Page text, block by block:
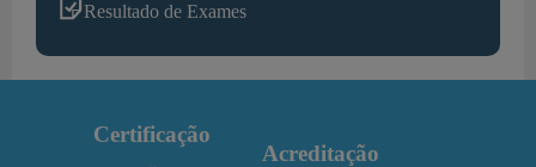
Resultado de Exames
Certificação
Acreditação